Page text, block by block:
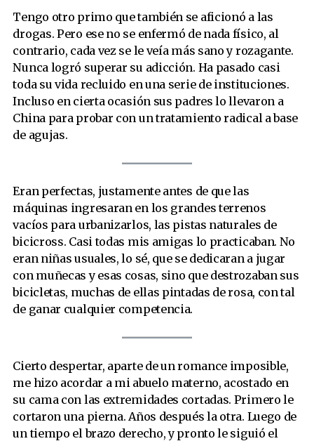
Tengo otro primo que también se aficionó a las
drogas. Pero ese no se enfermó de nada físico, al
contrario, cada vez se le veía más sano y rozagante.
Nunca logró superar su adicción. Ha pasado casi
toda su vida recluido en una serie de instituciones.
Incluso en cierta ocasión sus padres lo llevaron a
China para probar con un tratamiento radical a base
de agujas.
Eran perfectas, justamente antes de que las
máquinas ingresaran en los grandes terrenos
vacíos para urbanizarlos, las pistas naturales de
bicicross. Casi todas mis amigas lo practicaban. No
eran niñas usuales, lo sé, que se dedicaran a jugar
con muñecas y esas cosas, sino que destrozaban sus
bicicletas, muchas de ellas pintadas de rosa, con tal
de ganar cualquier competencia.
Cierto despertar, aparte de un romance imposible,
me hizo acordar a mi abuelo materno, acostado en
su cama con las extremidades cortadas. Primero le
cortaron una pierna. Años después la otra. Luego de
un tiempo el brazo derecho, y pronto le siguió el